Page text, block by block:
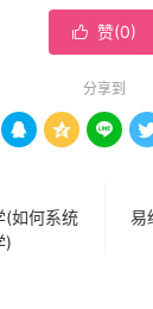
 赞(0)
分享到
  
(如何系统
)
易